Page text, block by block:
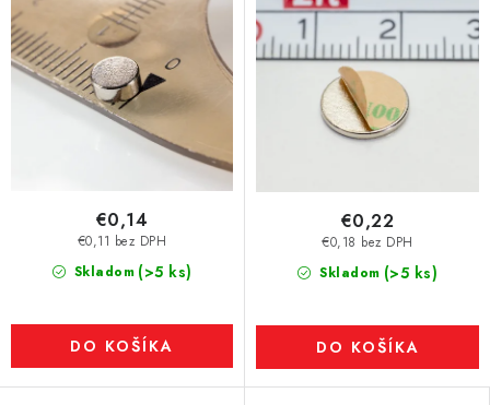
Skladom (>5 ks)
€0,11 bez DPH
€0,14
DO KOŠÍKA
Skladom (>5 ks)
€0,18 bez DPH
€0,22
DO KOŠÍKA